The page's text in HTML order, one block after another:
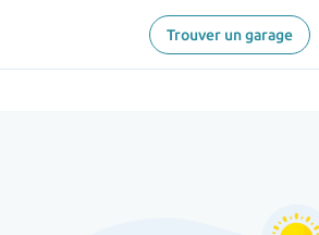
Trouver un garage